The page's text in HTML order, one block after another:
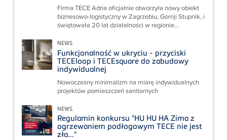
Firma TECE Adria oficjalnie otworzyła nowy obiekt
biznesowo-logistyczny w Zagrzebiu, Gornji Stupnik, i
świętowała 20 lat działalności w regionie...
NEWS
Funkcjonalność w ukryciu - przyciski
TECEloop i TECEsquare do zabudowy
indywidualnej
Nowoczesny minimalizm na miarę indywidualnych
projektów pomieszczeń sanitarnych
NEWS
Regulamin konkursu "HU HU HA Zima z
ogrzewaniem podłogowym TECE nie jest
zła..."